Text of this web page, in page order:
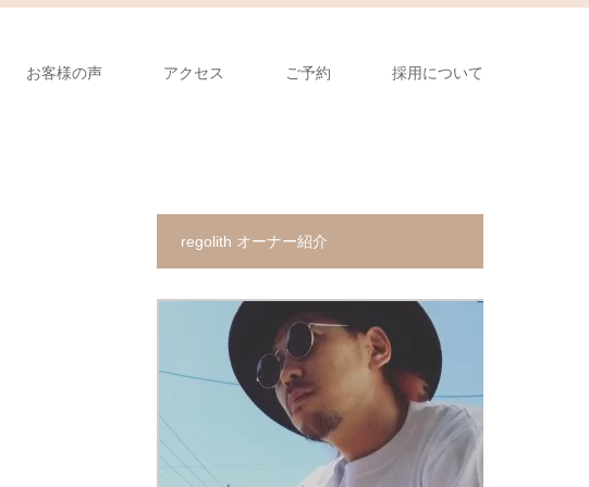
お客様の声 アクセス ご予約 採用について
regolith オーナー紹介